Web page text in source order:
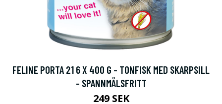
FELINE PORTA 21 6 X 400 G - TONFISK MED SKARPSILL
- SPANNMÅLSFRITT
249 SEK